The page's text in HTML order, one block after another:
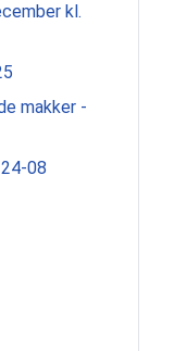
kl.
makker -
08